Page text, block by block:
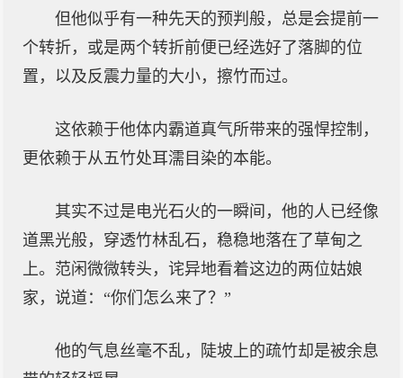
但他似乎有一种先天的预判般，总是会提前一
个转折，或是两个转折前便已经选好了落脚的位
置，以及反震力量的大小，擦竹而过。
这依赖于他体内霸道真气所带来的强悍控制，
更依赖于从五竹处耳濡目染的本能。
其实不过是电光石火的一瞬间，他的人已经像
道黑光般，穿透竹林乱石，稳稳地落在了草甸之
上。范闲微微转头，诧异地看着这边的两位姑娘
家，说道：“你们怎么来了？”
他的气息丝毫不乱，陡坡上的疏竹却是被余息